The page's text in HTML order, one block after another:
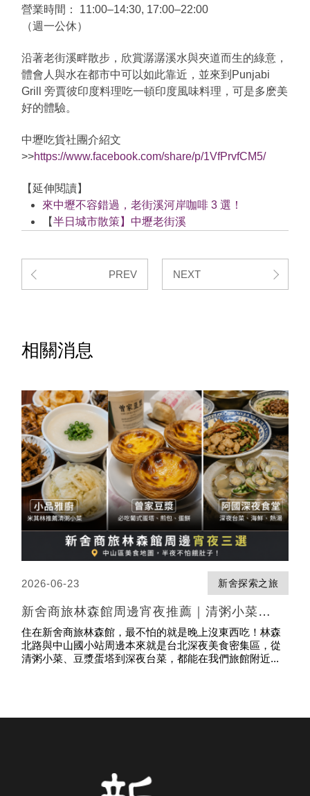
營業時間： 11:00–14:30, 17:00–22:00
（週一公休）
沿著老街溪畔散步，欣賞潺潺溪水與夾道而生的綠意，
體會人與水在都市中可以如此靠近，並來到Punjabi
Grill 旁賈彼印度料理吃一頓印度風味料理，可是多麽美
好的體驗。
中壢吃貨社團介紹文
>>https://www.facebook.com/share/p/1VfPrvfCM5/
【延伸閱讀】
來中壢不容錯過，老街溪河岸咖啡 3 選！
【半日城市散策】中壢老街溪
PREV NEXT
相關消息
2026-06-23 新舍探索之旅
新舍商旅林森館周邊宵夜推薦｜清粥小菜、
蛋塔、深夜台菜一次收藏
住在新舍商旅林森館，最不怕的就是晚上沒東西吃！林森
北路與中山國小站周邊本來就是台北深夜美食密集區，從
清粥小菜、豆漿蛋塔到深夜台菜，都能在我們旅館附近...